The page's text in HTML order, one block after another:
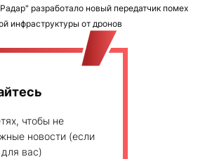
разработало новый передатчик помех
инфраструктуры от дронов
чтобы не
новости (если
вас)